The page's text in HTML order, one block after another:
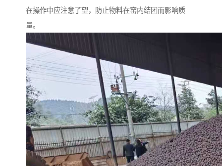
在操作中应注意了望，防止物料在窑内结团而影响质
量。